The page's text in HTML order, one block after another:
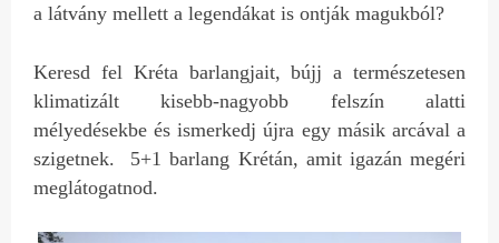
a látvány mellett a legendákat is ontják magukból?
Keresd fel Kréta barlangjait, bújj a természetesen
klimatizált kisebb-nagyobb felszín alatti
mélyedésekbe és ismerkedj újra egy másik arcával a
szigetnek. 5+1 barlang Krétán, amit igazán megéri
meglátogatnod.